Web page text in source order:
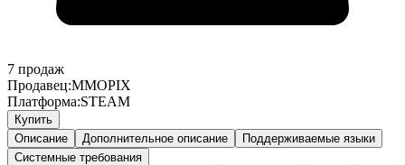
7 продаж
Продавец:MMOPIX
Платформа:STEAM
Купить
Описание
Дополнительное описание
Поддерживаемые языки
Системные требования